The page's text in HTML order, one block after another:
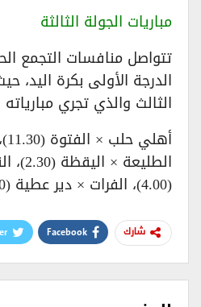
مباريات الجولة الثالثة
تتواصل منافسات التجمع
الدرجة الأولى بكرة اليد،
الثالث والذي تجري
الطليعة
شارك Facebook